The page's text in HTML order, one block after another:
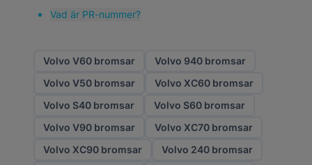
din Volvo fortsätter att prestera på toppnivå. Visste
Vad är PR-nummer?
Volvo V60 bromsar
Volvo 940 bromsar
Volvo V50 bromsar
Volvo XC60 bromsar
Volvo S40 bromsar
Volvo S60 bromsar
Volvo V90 bromsar
Volvo XC70 bromsar
Volvo XC90 bromsar
Volvo 240 bromsar